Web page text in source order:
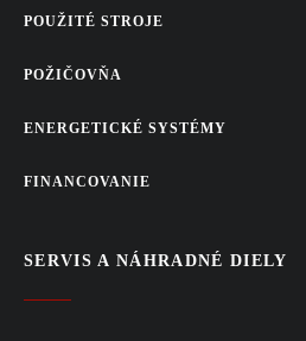
POUŽITÉ STROJE
POŽIČOVŇA
ENERGETICKÉ SYSTÉMY
FINANCOVANIE
SERVIS A NÁHRADNÉ DIELY